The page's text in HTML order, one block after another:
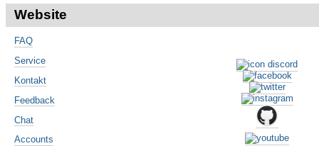
Website
FAQ
Service
Kontakt
Feedback
Chat
Accounts